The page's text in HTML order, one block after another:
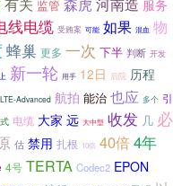
监管
服务
线电缆 受贿案 可能 如果 混血 物
蜂巢 更多 一次 下半 判断 开发
新一轮 用手 12日 后院 历程
LTE-Advanced 航拍 能治 也应 多个 引
电缆 大家 远 大中型 收发 几 必
估 禁用 扎根 10倍 40倍4年
4号 TERTA Codec2 EPON